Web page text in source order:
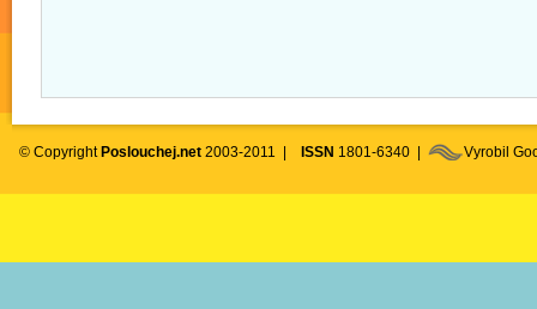
© Copyright Poslouchej.net 2003-2011 | ISSN 1801-6340 | Vyrobil